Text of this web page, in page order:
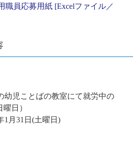
職員応募用紙 [Excelファイル／
幼児ことばの教室にて就労中の
日）
月31日(土曜日)